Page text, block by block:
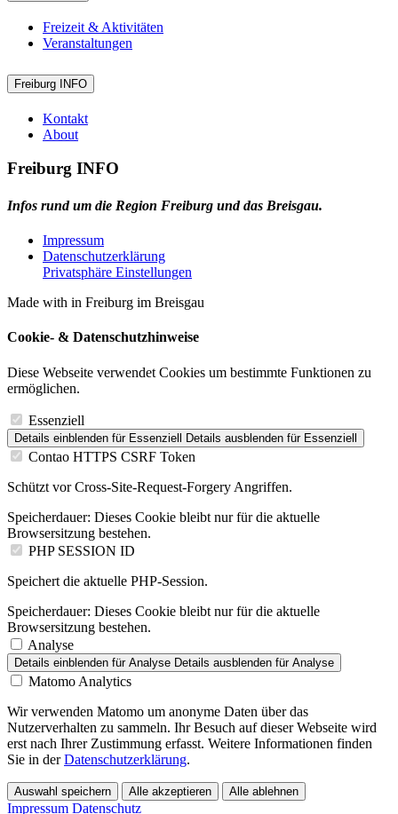
Freizeit & Aktivitäten
Veranstaltungen
Freiburg INFO
Kontakt
About
Freiburg INFO
Infos rund um die Region Freiburg und das Breisgau.
Impressum
Datenschutzerklärung
Privatsphäre Einstellungen
Made with in Freiburg im Breisgau
Cookie- & Datenschutzhinweise
Diese Webseite verwendet Cookies um bestimmte Funktionen zu
ermöglichen.
Essenziell
Details einblenden für Essenziell Details ausblenden für Essenziell
Contao HTTPS CSRF Token
Schützt vor Cross-Site-Request-Forgery Angriffen.
Speicherdauer: Dieses Cookie bleibt nur für die aktuelle
Browsersitzung bestehen.
PHP SESSION ID
Speichert die aktuelle PHP-Session.
Speicherdauer: Dieses Cookie bleibt nur für die aktuelle
Browsersitzung bestehen.
Analyse
Details einblenden für Analyse Details ausblenden für Analyse
Matomo Analytics
Wir verwenden Matomo um anonyme Daten über das
Nutzerverhalten zu sammeln. Ihr Besuch auf dieser Webseite wird
erst nach Ihrer Zustimmung erfasst. Weitere Informationen finden
Sie in derDatenschutzerklärung.
Auswahl speichern Alle akzeptieren Alle ablehnen
Impressum Datenschutz